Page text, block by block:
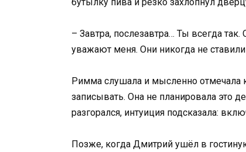
– Завтра, послезавтра… Ты всегда
уважают меня. Они никогда не
Римма слушала и мысленно отмечала
записывать. Она не планировала это
разгорался, интуиция подсказала:
Позже, когда Дмитрий ушёл в